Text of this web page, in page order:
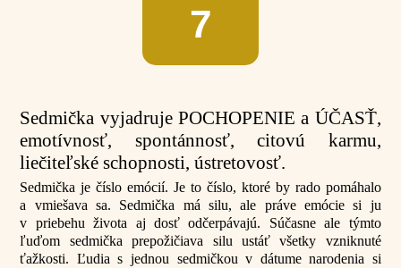
7
Sedmička vyjadruje POCHOPENIE a ÚČASŤ,
emotívnosť, spontánnosť, citovú karmu,
liečiteľské schopnosti, ústretovosť.
Sedmička je číslo emócií. Je to číslo, ktoré by rado pomáhalo
a vmiešava sa. Sedmička má silu, ale práve emócie si ju
v priebehu života aj dosť odčerpávajú. Súčasne ale týmto
ľuďom sedmička prepožičiava silu ustáť všetky vzniknuté
ťažkosti. Ľudia s jednou sedmičkou v dátume narodenia si